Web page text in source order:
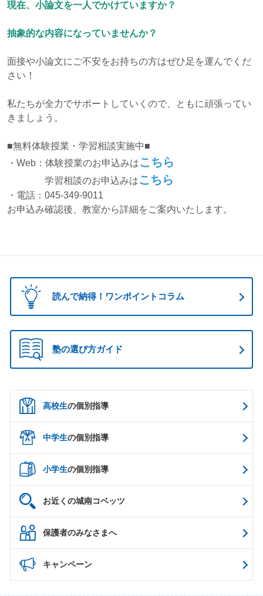
現在、小論文を一人でかけていますか？
抽象的な内容になっていませんか？
面接や小論文にご不安をお持ちの方はぜひ足を運んでくだ
さい！
私たちが全力でサポートしていくので、ともに頑張ってい
きましょう。
■無料体験授業・学習相談実施中■
・Web：体験授業のお申込みはこちら
学習相談のお申込みはこちら
・電話：045-349-9011
お申込み確認後、教室から詳細をご案内いたします。
読んで納得！ワンポイントコラム
塾の選び方ガイド
高校生の個別指導
中学生の個別指導
小学生の個別指導
お近くの城南コベッツ
保護者のみなさまへ
キャンペーン